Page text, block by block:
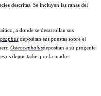
descritas. Se incluyen las ranas del
a donde se desarrollan sus
depositan sus puestas sobre el
Osteocephalusdepositan a su progenie
depositados por la madre.